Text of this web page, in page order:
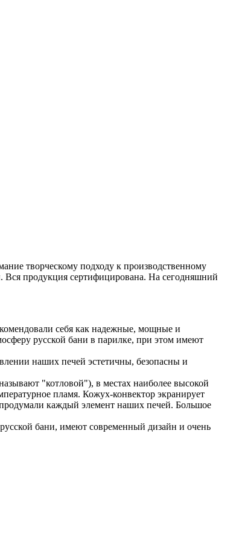
творческому подходу к производственному
Вся продукция сертифицирована. На сегодняшний
себя как надежные, мощные и
русской бани в парилке, при этом имеют
наших печей эстетичны, безопасны и
"котловой"), в местах наиболее высокой
пламя. Кожух-конвектор экранирует
каждый элемент наших печей. Большое
бани, имеют современный дизайн и очень